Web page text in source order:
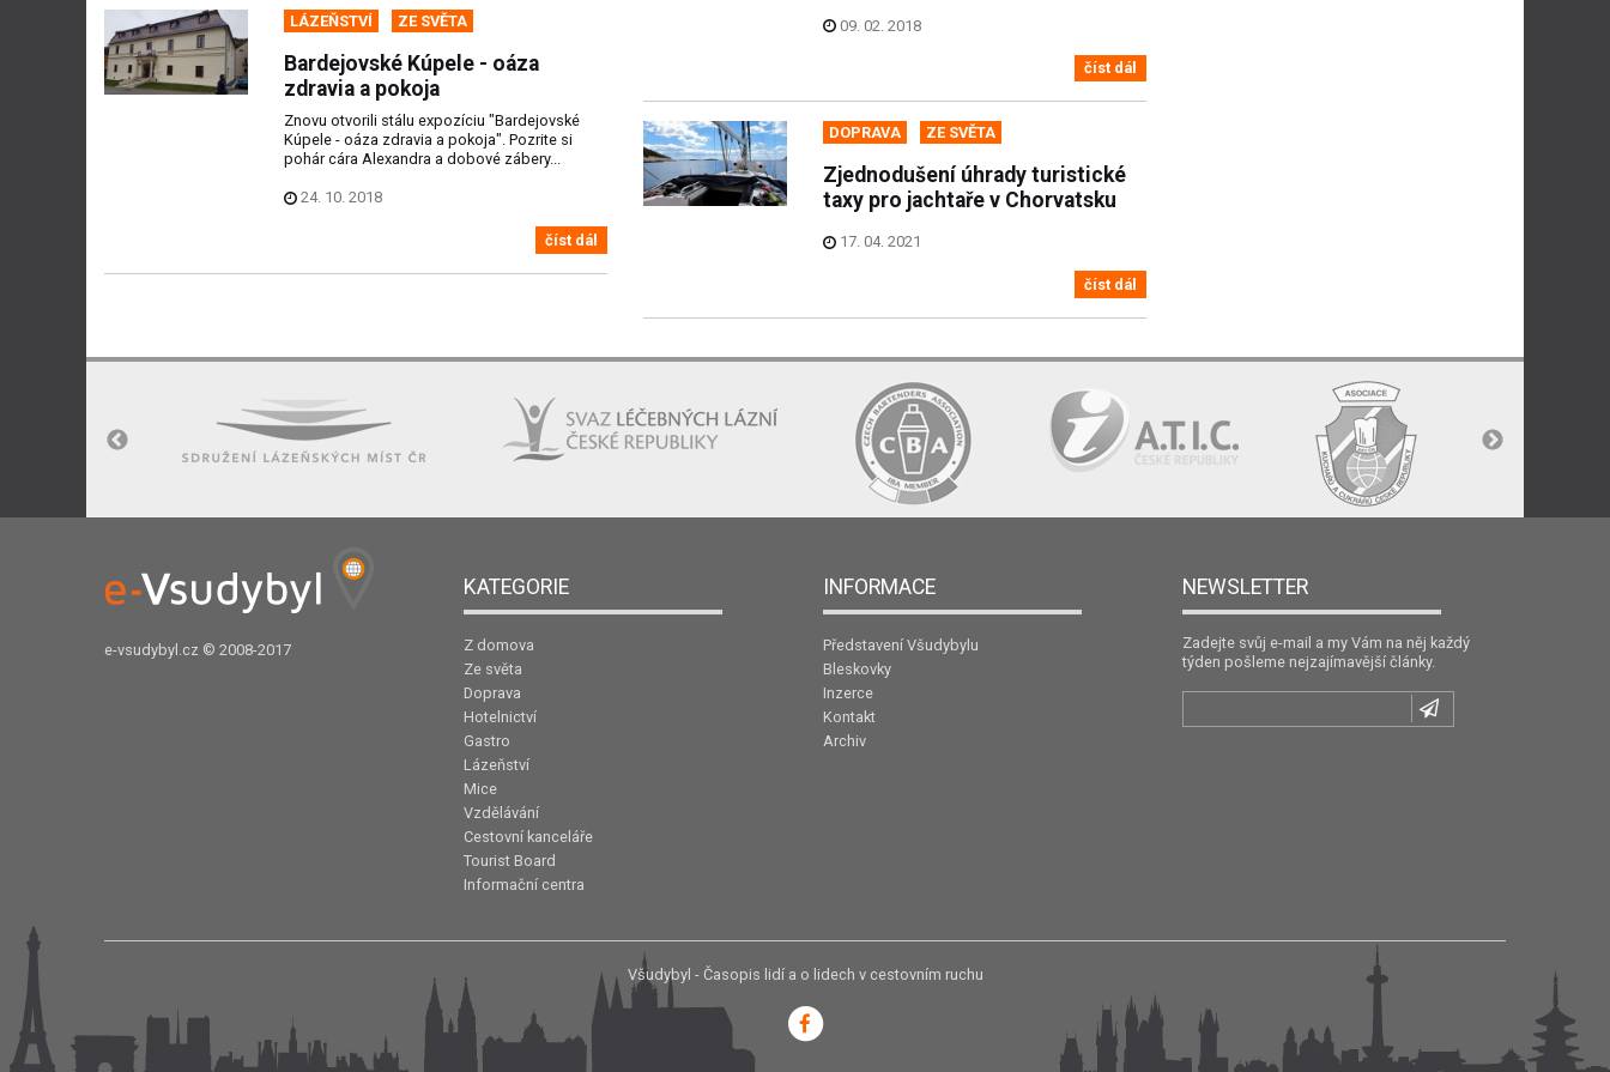
LÁZEŇSTVÍ ZE SVĚTA
Bardejovské Kúpele - oáza
zdravia a pokoja
Znovu otvorili stálu expozíciu "Bardejovské
Kúpele - oáza zdravia a pokoja". Pozrite si
pohár cára Alexandra a dobové zábery...
24. 10. 2018
číst dál
09. 02. 2018
číst dál
DOPRAVA ZE SVĚTA
Zjednodušení úhrady turistické
taxy pro jachtaře v Chorvatsku
17. 04. 2021
číst dál
e-vsudybyl.cz © 2008-2017
KATEGORIE
Z domova
Ze světa
Doprava
Hotelnictví
Gastro
Lázeňství
Mice
Vzdělávání
Cestovní kanceláře
Tourist Board
Informační centra
INFORMACE
Představení Všudybylu
Bleskovky
Inzerce
Kontakt
Archiv
NEWSLETTER
Zadejte svůj e-mail a my Vám na něj každý
týden pošleme nejzajímavější články.
Všudybyl - Časopis lidí a o lidech v cestovním ruchu